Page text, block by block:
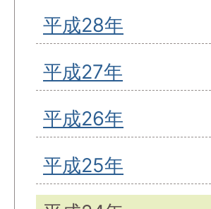
平成28年
平成27年
平成26年
平成25年